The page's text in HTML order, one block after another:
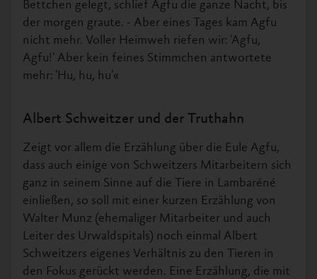
Bettchen gelegt, schlief Agfu die ganze Nacht, bis
der morgen graute. - Aber eines Tages kam Agfu
nicht mehr. Voller Heimweh riefen wir: 'Agfu,
Agfu!' Aber kein feines Stimmchen antwortete
mehr: 'Hu, hu, hu'«
Albert Schweitzer und der Truthahn
Zeigt vor allem die Erzählung über die Eule Agfu,
dass auch einige von Schweitzers Mitarbeitern sich
ganz in seinem Sinne auf die Tiere in Lambaréné
einließen, so soll mit einer kurzen Erzählung von
Walter Munz (ehemaliger Mitarbeiter und auch
Leiter des Urwaldspitals) noch einmal Albert
Schweitzers eigenes Verhältnis zu den Tieren in
den Fokus gerückt werden. Eine Erzählung, die mit